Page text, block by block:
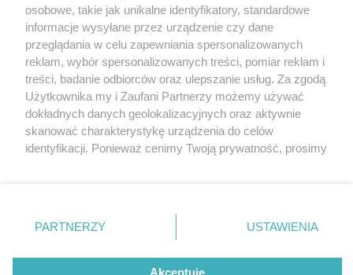
3 / 0
Nie zapomnij
zapoznać się z:
polityką prywatności regulamin korzystania z portali
Twojemiasto
Piekary Śląskie
Chorzów
Tarnowskie Góry
Gliwice
Skontakuj sięz nami
Kontakt
Wydawca
Pogoda
osobowe, takie jak unikalne identyfikatory, standardowe
informacje wysyłane przez urządzenie czy dane
przeglądania w celu zapewniania spersonalizowanych
reklam, wybór spersonalizowanych treści, pomiar reklam i
treści, badanie odbiorców oraz ulepszanie usług. Za zgodą
Użytkownika my i Zaufani Partnerzy możemy używać
dokładnych danych geolokalizacyjnych oraz aktywnie
skanować charakterystykę urządzenia do celów
identyfikacji. Ponieważ cenimy Twoją prywatność, prosimy
prywatności znajdujący się w lewym dolnym rogu strony
. Niektóre rodzaje przetwarzania danych nie wymagają
zgody użytkownika, ale masz prawo sprzeciwić się
takiemu przetwarzaniu. Preferencje będą miały
PARTNERZY USTAWIENIA
Akceptuję